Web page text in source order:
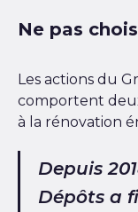
Ne pas
Les actions du
comportent
à la rénovation
Depuis
Dépôts a